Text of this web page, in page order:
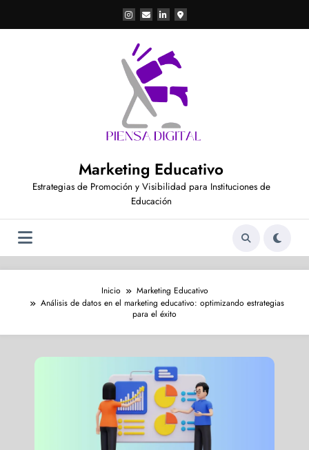
contenido
Marketing Educativo
Estrategias de Promoción y Visibilidad para Instituciones de
Educación
Inicio
Marketing Educativo
Análisis de datos en el marketing educativo: optimizando estrategias
para el éxito